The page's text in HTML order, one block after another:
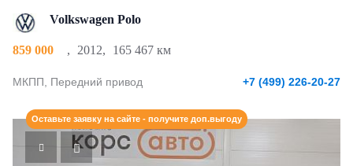
Volkswagen Polo
859 000 , 2012, 165 467 км
МКПП, Передний привод +7 (499) 226-20-27
Оставьте заявку на сайте - получите доп.выгоду